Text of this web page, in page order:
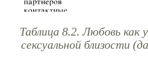
Таблица 8.2. Любовь как
сексуальной близости